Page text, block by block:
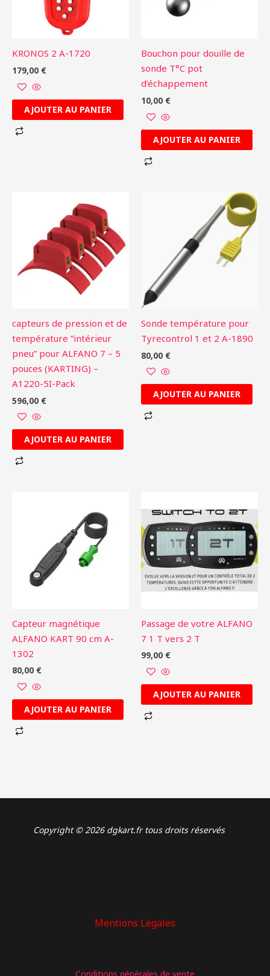
KRONOS 2 A-1720
179,00 €
AJOUTER AU PANIER
Bouchon pour douille de
sonde T°C pot
d’échappement
10,00 €
AJOUTER AU PANIER
capteurs de pression et de
température “intérieur
pneu” pour ALFANO 7 – 5
pouces (KARTING) –
A1220-5I-Pack
596,00 €
AJOUTER AU PANIER
Sonde température pour
Tyrecontrol 1 et 2 A-1890
80,00 €
AJOUTER AU PANIER
Capteur magnétique
ALFANO KART 90 cm A-
1302
80,00 €
AJOUTER AU PANIER
Passage de votre ALFANO
7 1 T vers 2 T
99,00 €
AJOUTER AU PANIER
Copyright © 2026 dgkart.fr tous droits réservés
Mentions Légales
: Rallonge Y pour 2 sondes températures A-2180